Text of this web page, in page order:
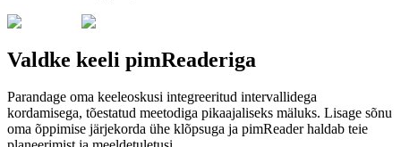
Valdke keeli pimReaderiga
Parandage oma keeleoskusi integreeritud intervallidega
kordamisega, tõestatud meetodiga pikaajaliseks mäluks. Lisage sõnu
oma õppimise järjekorda ühe klõpsuga ja pimReader haldab teie